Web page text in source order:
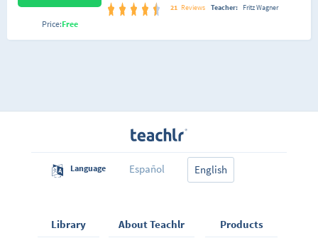
como puede ser usado por el ciudadano común en un
entorno que se ha ido modernizando y creando
dirigido a todos aquellos interesados en continuar
herramientas para la valoración de las criptomonedas
desde el punto de vista técnico y fundamental.Para
contactar conmigo y aprender mas, pueden preguntar
21 Reviews Teacher: Fritz Wagner
Price:Free
Language Español English
Library About Teachlr Products